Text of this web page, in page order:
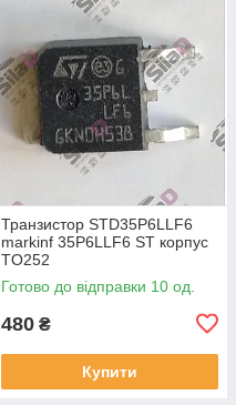
Транзистор STD35P6LLF6
markinf 35P6LLF6 ST корпус
TO252
Готово до відправки 10 од.
480 ₴
Купити